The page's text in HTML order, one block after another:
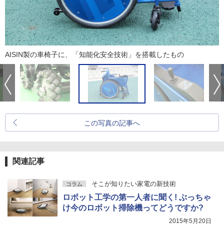
AISIN製の車椅子に、「知能化安全技術」を搭載したもの
この写真の記事へ
関連記事
コラム そこが知りたい家電の新技術
ロボット工学の第一人者に聞く! ぶっちゃ
け今のロボット掃除機ってどうですか?
2015年5月20日